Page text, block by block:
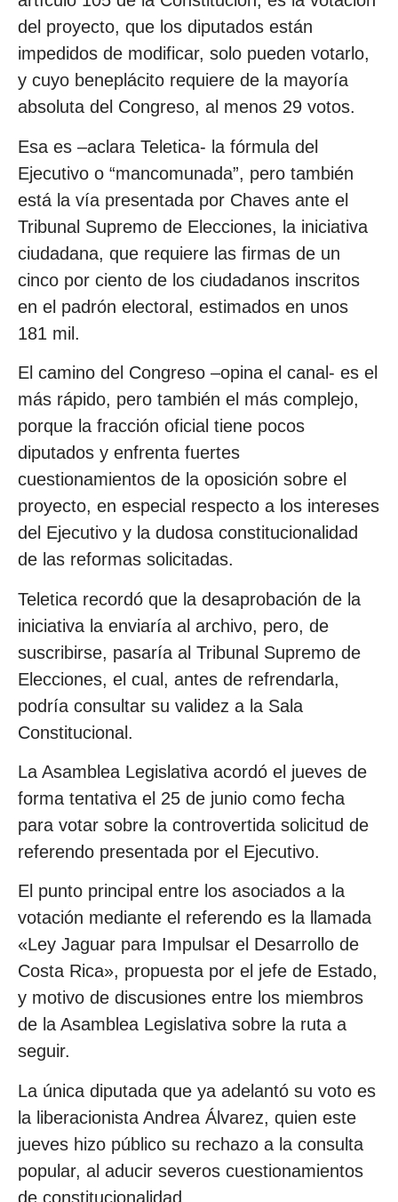
del proyecto, que los diputados están
impedidos de modificar, solo pueden votarlo,
y cuyo beneplácito requiere de la mayoría
absoluta del Congreso, al menos 29 votos.
Esa es –aclara Teletica- la fórmula del
Ejecutivo o “mancomunada”, pero también
está la vía presentada por Chaves ante el
Tribunal Supremo de Elecciones, la iniciativa
ciudadana, que requiere las firmas de un
cinco por ciento de los ciudadanos inscritos
en el padrón electoral, estimados en unos
181 mil.
El camino del Congreso –opina el canal- es el
más rápido, pero también el más complejo,
porque la fracción oficial tiene pocos
diputados y enfrenta fuertes
cuestionamientos de la oposición sobre el
proyecto, en especial respecto a los intereses
del Ejecutivo y la dudosa constitucionalidad
de las reformas solicitadas.
Teletica recordó que la desaprobación de la
iniciativa la enviaría al archivo, pero, de
suscribirse, pasaría al Tribunal Supremo de
Elecciones, el cual, antes de refrendarla,
podría consultar su validez a la Sala
Constitucional.
La Asamblea Legislativa acordó el jueves de
forma tentativa el 25 de junio como fecha
para votar sobre la controvertida solicitud de
referendo presentada por el Ejecutivo.
El punto principal entre los asociados a la
votación mediante el referendo es la llamada
«Ley Jaguar para Impulsar el Desarrollo de
Costa Rica», propuesta por el jefe de Estado,
y motivo de discusiones entre los miembros
de la Asamblea Legislativa sobre la ruta a
seguir.
La única diputada que ya adelantó su voto es
la liberacionista Andrea Álvarez, quien este
jueves hizo público su rechazo a la consulta
popular, al aducir severos cuestionamientos
de constitucionalidad.